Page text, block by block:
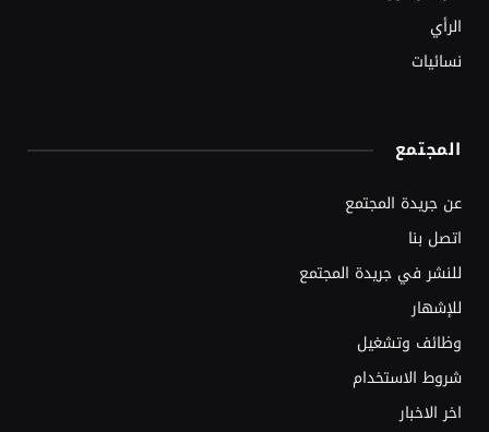
الرأي
نسائيات
المجتمع
عن جريدة المجتمع
اتصل بنا
للنشر في جريدة المجتمع
للإشهار
وظائف وتشغيل
شروط الاستخدام
اخر الاخبار